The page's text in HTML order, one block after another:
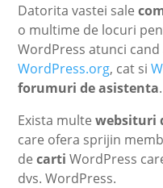
Datorita vastei sale
o multime de locuri
WordPress atunci
WordPress.org, cat si
forumuri de asistenta.
Exista multewebsituri
care ofera sprijin
decarti WordPress
dvs. WordPress.